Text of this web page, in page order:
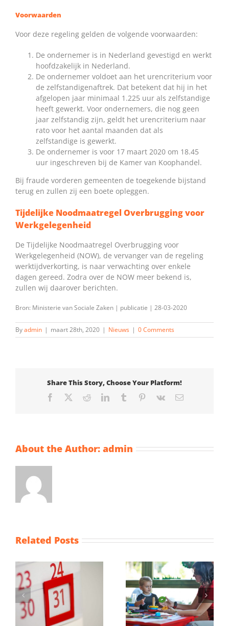
Voorwaarden
Voor deze regeling gelden de volgende voorwaarden:
De ondernemer is in Nederland gevestigd en werkt
hoofdzakelijk in Nederland.
De ondernemer voldoet aan het urencriterium voor
de zelfstandigenaftrek. Dat betekent dat hij in het
afgelopen jaar minimaal 1.225 uur als zelfstandige
heeft gewerkt. Voor ondernemers, die nog geen
jaar zelfstandig zijn, geldt het urencriterium naar
rato voor het aantal maanden dat als
zelfstandige is gewerkt.
De ondernemer is voor 17 maart 2020 om 18.45
uur ingeschreven bij de Kamer van Koophandel.
Bij fraude vorderen gemeenten de toegekende bijstand
terug en zullen zij een boete opleggen.
Tijdelijke Noodmaatregel Overbrugging voor
Werkgelegenheid
De Tijdelijke Noodmaatregel Overbrugging voor
Werkgelegenheid (NOW), de vervanger van de regeling
werktijdverkorting, is naar verwachting over enkele
dagen gereed. Zodra over de NOW meer bekend is,
zullen wij daarover berichten.
Bron: Ministerie van Sociale Zaken | publicatie | 28-03-2020
Byadmin | maart 28th, 2020 | Nieuws | 0 Comments
Share This Story, Choose Your Platform!
Facebook RedditLinkedInTumblr Pinterest
Vk Email
About the Author: admin
Related Posts
Maximum
uurprijzen
kinderopvangtoeslag
2022
Subsidiebedragen
nieuwe elektrische
auto’s worden lager